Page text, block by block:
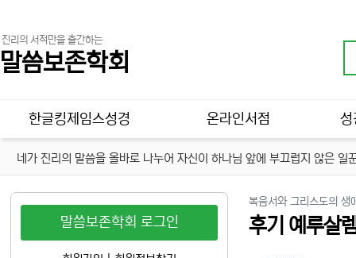
진리의 서적만을 출간하는
말씀보존학회
메인 메뉴
한글킹제임스성경 온라인서점 성
네가 진리의 말씀을 올바로 나누어 자신이 하나님 앞에 부끄럽지 않은
복음서와 그리스도의 생
후기 예루살
말씀보존학회 로그인